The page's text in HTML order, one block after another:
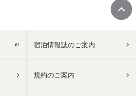
宿泊情報誌のご案内
規約のご案内